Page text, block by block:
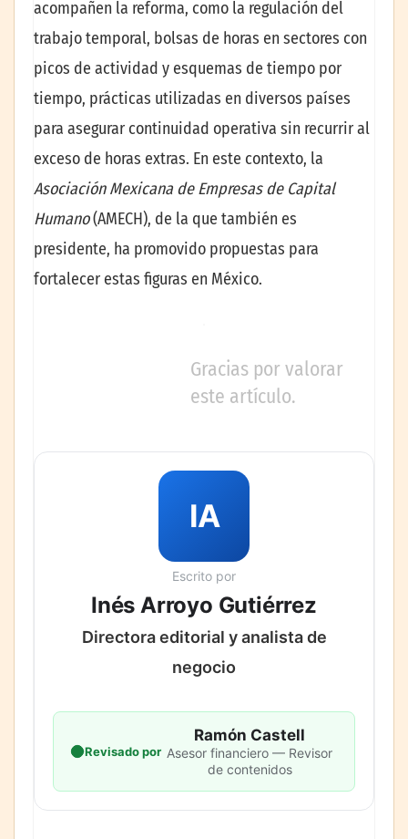
acompañen la reforma, como la regulación del
trabajo temporal, bolsas de horas en sectores con
picos de actividad y esquemas de tiempo por
tiempo, prácticas utilizadas en diversos países
para asegurar continuidad operativa sin recurrir al
exceso de horas extras. En este contexto, la
Asociación Mexicana de Empresas de Capital
Humano(AMECH), de la que también es
presidente, ha promovido propuestas para
fortalecer estas figuras en México.
Gracias por valorar
este artículo.
IA
Escrito por
Inés Arroyo Gutiérrez
Directora editorial y analista de
negocio
Revisado por
Ramón Castell
Asesor financiero — Revisor
de contenidos